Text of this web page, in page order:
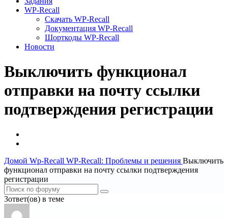
WP-Recall
Скачать WP-Recall
Документация WP-Recall
Шорткоды WP-Recall
Новости
Выключить функционал
отправки на почту ссылки
подтверждения регистрации
Домой Wp-Recall WP-Recall: Проблемы и решения Выключить
функционал отправки на почту ссылки подтверждения
регистрации
3ответ(ов) в теме